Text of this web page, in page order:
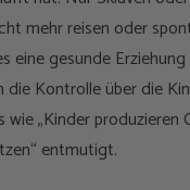
mehr reisen oder
eine gesunde
Kontrolle über die
„Kinder
entmutigt.